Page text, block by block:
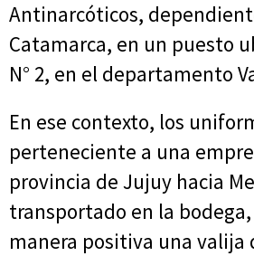
Antinarcóticos,
Catamarca, en un puesto
N° 2, en el departamento
En ese contexto, los
perteneciente a una
provincia de Jujuy hacia
transportado en la
manera positiva una valija